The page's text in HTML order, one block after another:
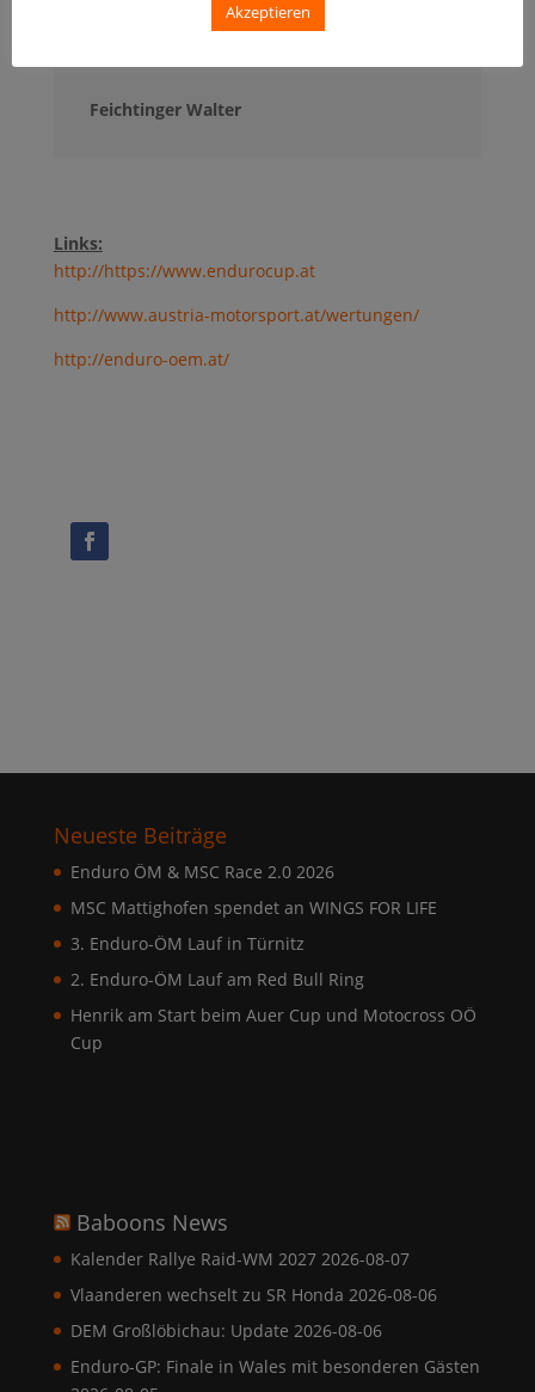
LG Walter u Michael
Feichtinger Walter
Links:
http://https://www.endurocup.at
http://www.austria-motorsport.at/wertungen/
http://enduro-oem.at/
Neueste Beiträge
Enduro ÖM & MSC Race 2.0 2026
MSC Mattighofen spendet an WINGS FOR LIFE
3. Enduro-ÖM Lauf in Türnitz
2. Enduro-ÖM Lauf am Red Bull Ring
Henrik am Start beim Auer Cup und Motocross OÖ
Cup
Baboons News
Kalender Rallye Raid-WM 2027 2026-08-07
Vlaanderen wechselt zu SR Honda 2026-08-06
DEM Großlöbichau: Update 2026-08-06
Enduro-GP: Finale in Wales mit besonderen Gästen
Akzeptieren